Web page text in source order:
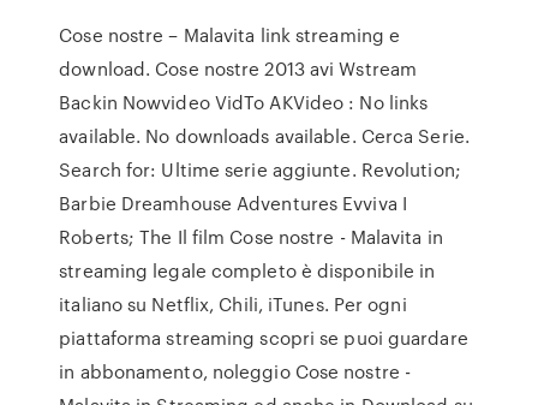
Cose nostre – Malavita link streaming e
download. Cose nostre 2013 avi Wstream
Backin Nowvideo VidTo AKVideo : No links
available. No downloads available. Cerca Serie.
Search for: Ultime serie aggiunte. Revolution;
Barbie Dreamhouse Adventures Evviva I
Roberts; The Il film Cose nostre - Malavita in
streaming legale completo è disponibile in
italiano su Netflix, Chili, iTunes. Per ogni
piattaforma streaming scopri se puoi guardare
in abbonamento, noleggio Cose nostre -